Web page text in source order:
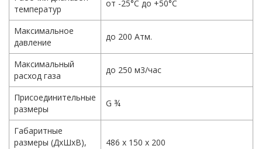
температур
от -25°С до +50°С
Максимальное
давление
до 200 Атм.
Максимальный
расход газа
до 250 м3/час
Присоединительные
размеры
G ¾
Габаритные
размеры (ДхШхВ),
486 х 150 х 200